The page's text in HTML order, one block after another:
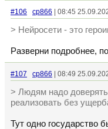
#106 cp866 | 08:45
> Нейросети - это
Разверни подробнее,
#107 cp866 | 08:49
> Людям надо
реализовать без
Тут одно государство